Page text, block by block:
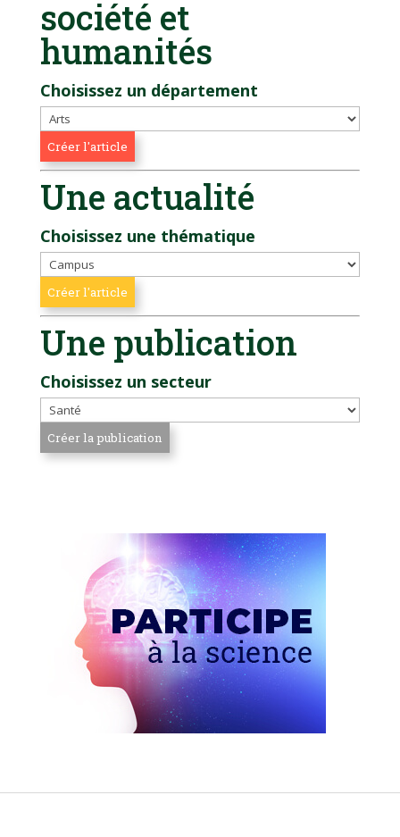
société et
humanités
Choisissez un département
Une actualité
Choisissez une thématique
Une publication
Choisissez un secteur